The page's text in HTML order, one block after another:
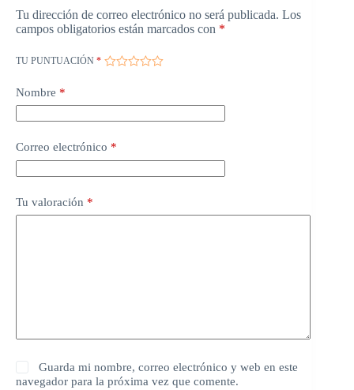
Tu dirección de correo electrónico no será publicada. Los
campos obligatorios están marcados con *
TU PUNTUACIÓN *
Nombre *
Correo electrónico *
Tu valoración *
Guarda mi nombre, correo electrónico y web en este
navegador para la próxima vez que comente.